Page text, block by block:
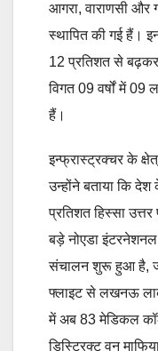
आगरा, वाराणसी और
स्थापित की गई हैं।
12 प्रतिशत से बढ़कर
विगत 09 वर्षों में 09
हैं।
इन्फ्रास्ट्रक्चर के
उन्होंने बताया कि
प्रतिशत हिस्सा
बड़े नोएडा इंटरनेशनल
संचालन शुरू हुआ है,
फ्लाइट से लखनऊ
में अब 83 मेडिकल
डिस्ट्रिक्ट वन